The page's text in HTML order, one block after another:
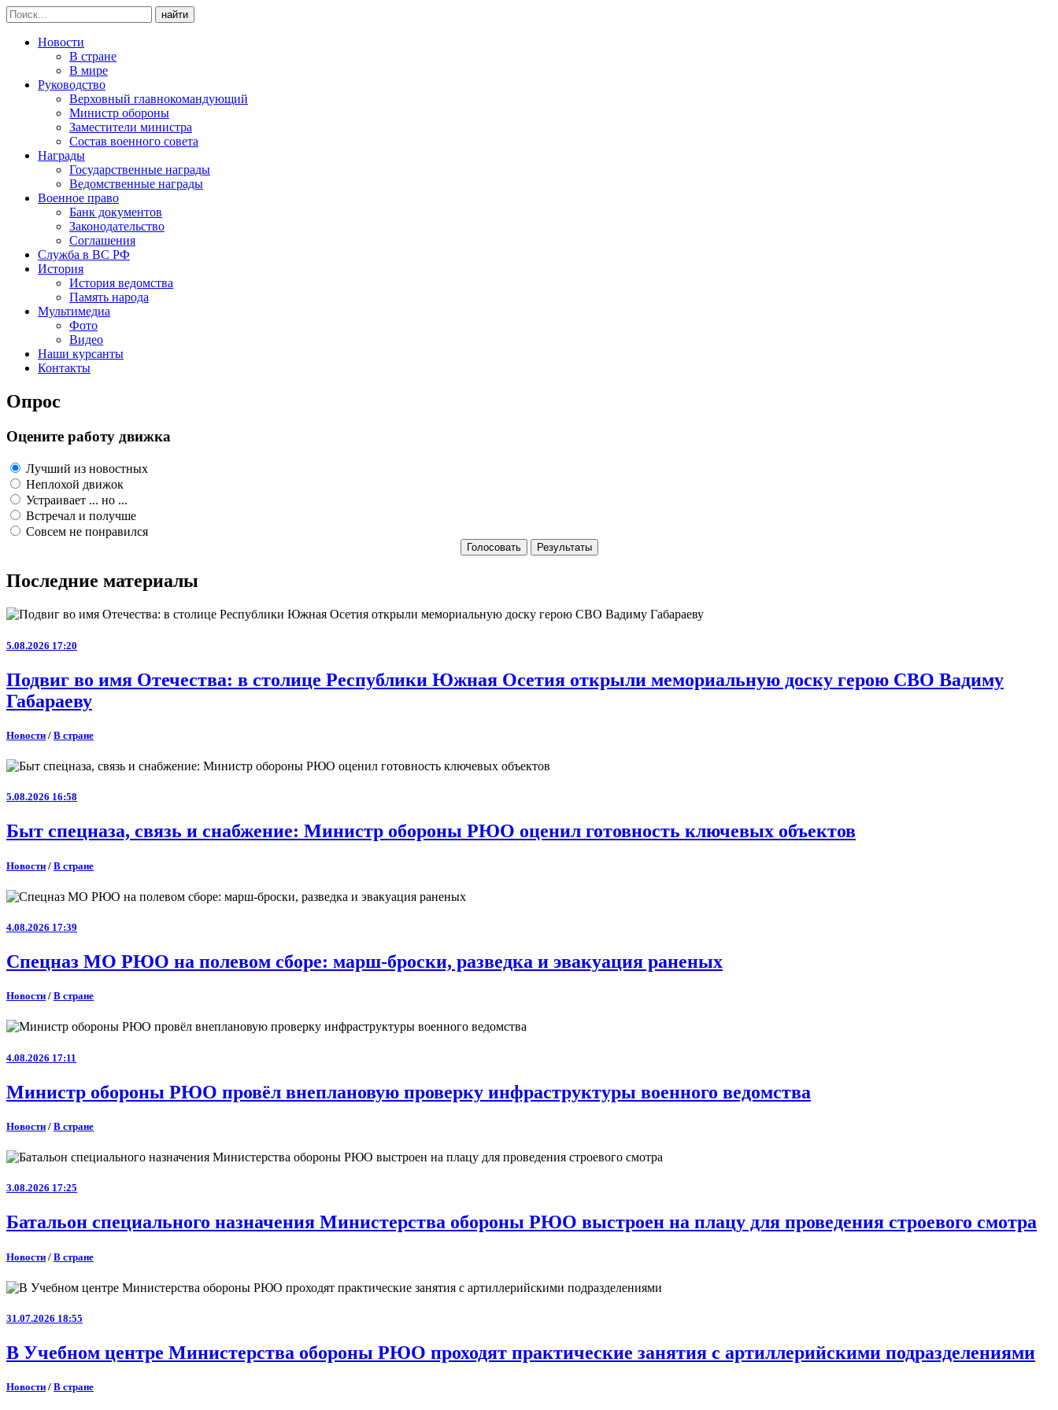
найти
Новости
В стране
В мире
Руководство
Верховный главнокомандующий
Министр обороны
Заместители министра
Состав военного совета
Награды
Государственные награды
Ведомственные награды
Военное право
Банк документов
Законодательство
Соглашения
Служба в ВС РФ
История
История ведомства
Память народа
Мультимедиа
Фото
Видео
Наши курсанты
Контакты
Опрос
Оцените работу движка
Лучший из новостных
Неплохой движок
Устраивает ... но ...
Встречал и получше
Совсем не понравился
Голосовать Результаты
Последние материалы
5.08.2026 17:20
Подвиг во имя Отечества: в столице Республики Южная Осетия открыли мемориальную доску герою СВО Вадиму
Габараеву
Новости / В стране
5.08.2026 16:58
Быт спецназа, связь и снабжение: Министр обороны РЮО оценил готовность ключевых объектов
Новости / В стране
4.08.2026 17:39
Спецназ МО РЮО на полевом сборе: марш‑броски, разведка и эвакуация раненых
Новости / В стране
4.08.2026 17:11
Министр обороны РЮО провёл внеплановую проверку инфраструктуры военного ведомства
Новости / В стране
3.08.2026 17:25
Батальон специального назначения Министерства обороны РЮО выстроен на плацу для проведения строевого смотра
Новости / В стране
31.07.2026 18:55
В Учебном центре Министерства обороны РЮО проходят практические занятия с артиллерийскими подразделениями
Новости / В стране